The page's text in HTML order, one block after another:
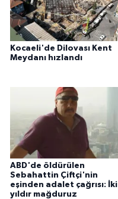
Kocaeli'de Dilovası Kent
Meydanı hızlandı
ABD'de öldürülen
Sebahattin Çiftçi'nin
eşinden adalet çağrısı: İki
yıldır mağduruz